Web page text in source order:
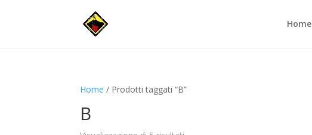
Home
Home / Prodotti taggati “B”
B